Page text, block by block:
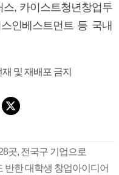
, 카이스트청년창업투
인베스트먼트 등 국내
및 재배포 금지
곳, 전국구 기업으로
한 대학생 창업아이디어